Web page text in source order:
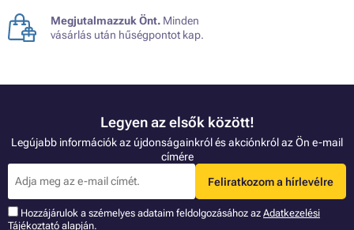
Megjutalmazzuk Önt. Minden
vásárlás után hűségpontot kap.
Legyen az elsők között!
Legújabb információk az újdonságainkról és akciónkról az Ön e-mail
címére
Feliratkozom a hírlevélre
Hozzájárulok a szémelyes adataim feldolgozásához az Adatkezelési
Tájékoztató alapján.